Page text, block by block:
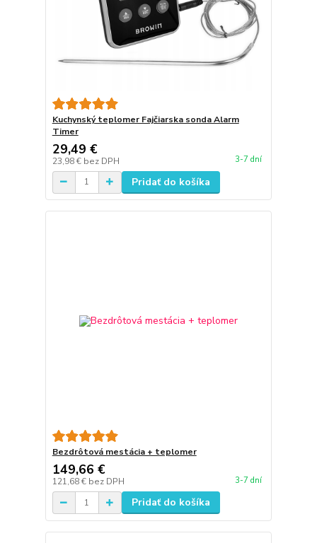
Kuchynský teplomer Fajčiarska sonda Alarm
Timer
29,49 €
23,98 € bez DPH 3-7 dní
Pridať do košíka
Bezdrôtová mestácia + teplomer
149,66 €
121,68 € bez DPH 3-7 dní
Pridať do košíka